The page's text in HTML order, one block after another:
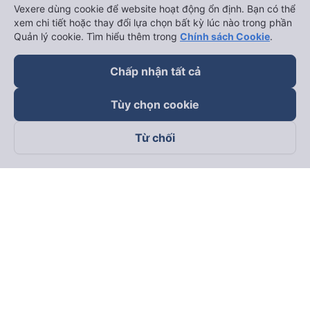
Theo dõi chúng tôi trên
Vexere dùng cookie để website hoạt động ổn định. Bạn có thể
xem chi tiết hoặc thay đổi lựa chọn bất kỳ lúc nào trong phần
Quản lý cookie. Tìm hiểu thêm trong Chính sách Cookie.
Chấp nhận tất cả
Tùy chọn cookie
Từ chối